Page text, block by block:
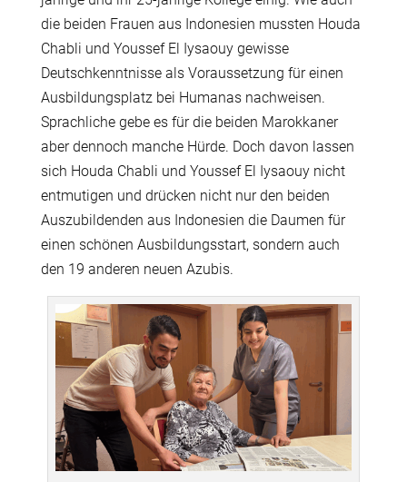
die beiden Frauen aus Indonesien mussten Houda
Chabli und Youssef El Iysaouy gewisse
Deutschkenntnisse als Voraussetzung für einen
Ausbildungsplatz bei Humanas nachweisen.
Sprachliche gebe es für die beiden Marokkaner
aber dennoch manche Hürde. Doch davon lassen
sich Houda Chabli und Youssef El Iysaouy nicht
entmutigen und drücken nicht nur den beiden
Auszubildenden aus Indonesien die Daumen für
einen schönen Ausbildungsstart, sondern auch
den 19 anderen neuen Azubis.